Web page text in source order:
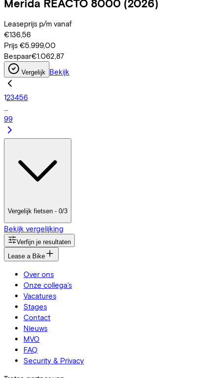
Merida REACTO 8000 (2026)
Leaseprijs p/m vanaf
€136,56
Prijs €5.999,00
Bespaar€1.062,87
Vergelijk Bekijk
123456
...
99
Vergelijk fietsen - 0/3
Bekijk vergelijking
Verfijn je resultaten
Lease a Bike
Over ons
Onze collega's
Vacatures
Stages
Contact
Nieuws
MVO
FAQ
Security & Privacy